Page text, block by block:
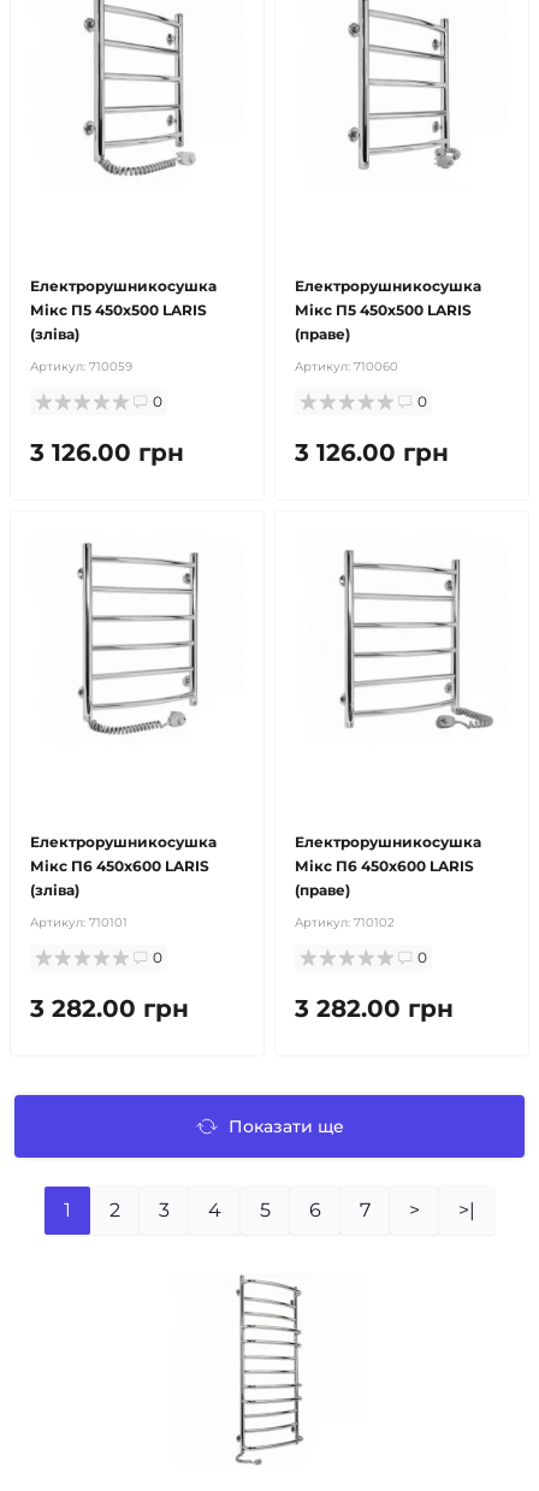
Електрорушникосушка
Мікс П5 450х500 LARIS
(зліва)
Артикул: 710059
0
3 126.00 грн
Електрорушникосушка
Мікс П5 450х500 LARIS
(праве)
Артикул: 710060
0
3 126.00 грн
Електрорушникосушка
Мікс П6 450х600 LARIS
(зліва)
Артикул: 710101
0
3 282.00 грн
Електрорушникосушка
Мікс П6 450х600 LARIS
(праве)
Артикул: 710102
0
3 282.00 грн
Показати ще
1 2 3 4 5 6 7 > >|